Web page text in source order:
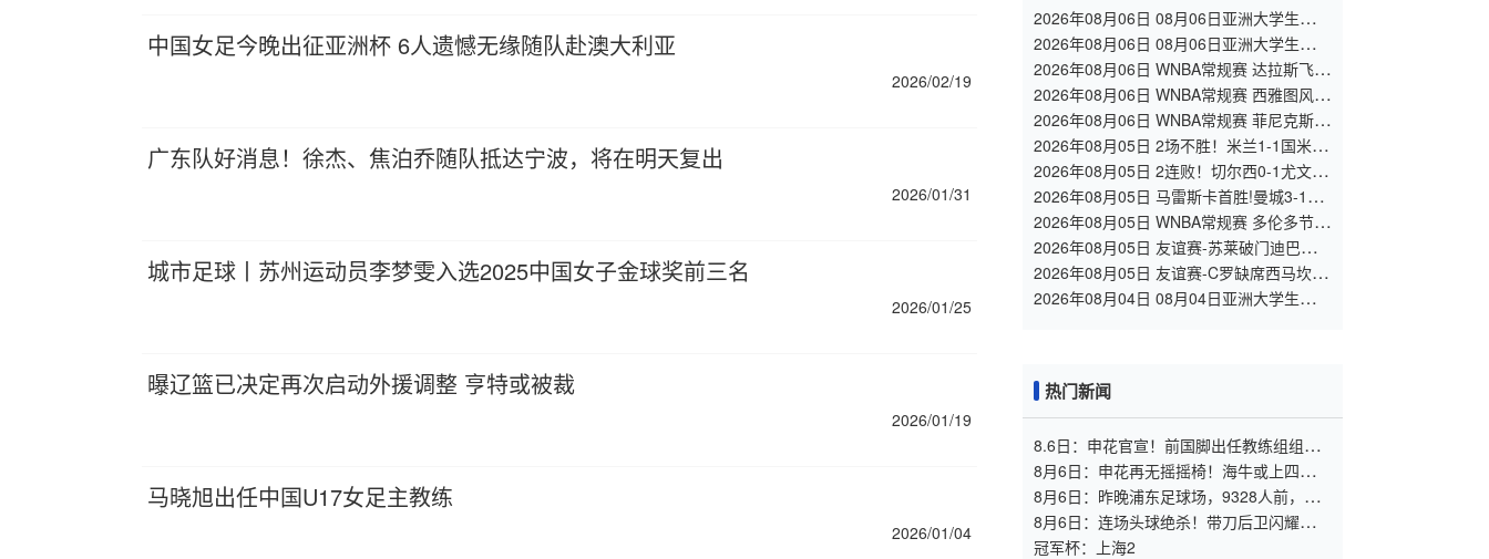
中国女足今晚出征亚洲杯 6人遗憾无缘随队赴澳大利亚
2026/02/19
广东队好消息！徐杰、焦泊乔随队抵达宁波，将在明天复出
2026/01/31
城市足球丨苏州运动员李梦雯入选2025中国女子金球奖前三名
2026/01/25
曝辽篮已决定再次启动外援调整 亨特或被裁
2026/01/19
马晓旭出任中国U17女足主教练
2026/01/04
2026年08月06日 08月06日亚洲大学生篮球
联赛8强赛 北京大学 77 - 79 上海交通大学
2026年08月06日 08月06日亚洲大学生篮球
联赛8强赛 延世大学 67 - 72 政治大学 集锦
2026年08月06日 WNBA常规赛 达拉斯飞翼
92 - 96 华盛顿神秘人 全场集锦
2026年08月06日 WNBA常规赛 西雅图风暴
86 - 92 纽约自由人 全场集锦
2026年08月06日 WNBA常规赛 菲尼克斯水
星 82 - 96 亚特兰大梦想 全场集锦
2026年08月05日 2场不胜！米兰1-1国米 迪
马尔科破门 恩昆库造点+点射拉莫斯登场
2026年08月05日 2连败！切尔西0-1尤文 热
格罗瓦世界波制胜穆德里克时隔614天复出
2026年08月05日 马雷斯卡首胜!曼城3-1K
联赛全明星 赖因德斯努里破门塞梅尼奥助
2026年08月05日 WNBA常规赛 多伦多节奏
81 - 92 金州女武神 全场集锦
2026年08月05日 友谊赛-苏莱破门迪巴拉助
攻 罗马4-1纽波特郡
2026年08月05日 友谊赛-C罗缺席西马坎送
点 胜利0-2不敌阿尔梅里亚
2026年08月04日 08月04日亚洲大学生篮球
热门新闻
8.6日：申花官宣！前国脚出任教练组组
长，新帅四大候选浮出，于汉超救火？
8月6日：申花再无摇摇椅！海牛或上四大外
援摧花前国脚，这套阵容踢中甲都困难
8月6日：昨晚浦东足球场，9328人前，枪
手主帅竟称国足未来是他
8月6日：连场头球绝杀！带刀后卫闪耀，
U17国足1
冠军杯：上海2